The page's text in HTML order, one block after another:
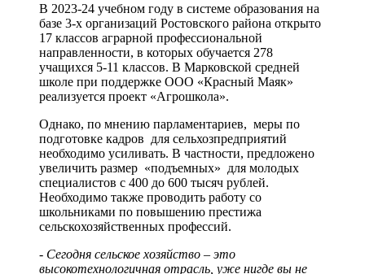
В 2023-24 учебном году в системе образования на
базе 3-х организаций Ростовского района открыто
17 классов аграрной профессиональной
направленности, в которых обучается 278
учащихся 5-11 классов. В Марковской средней
школе при поддержке ООО «Красный Маяк»
реализуется проект «Агрошкола».
Однако, по мнению парламентариев, меры по
подготовке кадров для сельхозпредприятий
необходимо усиливать. В частности, предложено
увеличить размер «подъемных» для молодых
специалистов с 400 до 600 тысяч рублей.
Необходимо также проводить работу со
школьниками по повышению престижа
сельскохозяйственных профессий.
- Сегодня сельское хозяйство – это
высокотехнологичная отрасль, уже нигде вы не